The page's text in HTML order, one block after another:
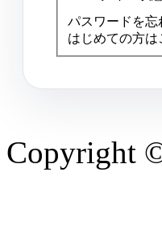
パスワードを
はじめての方
Copyright